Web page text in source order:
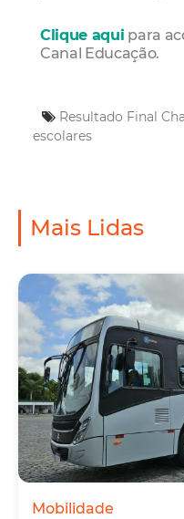
Clique aqui para
Canal Educação.
Resultado Final
escolares
Mais Lidas
Mobilidade